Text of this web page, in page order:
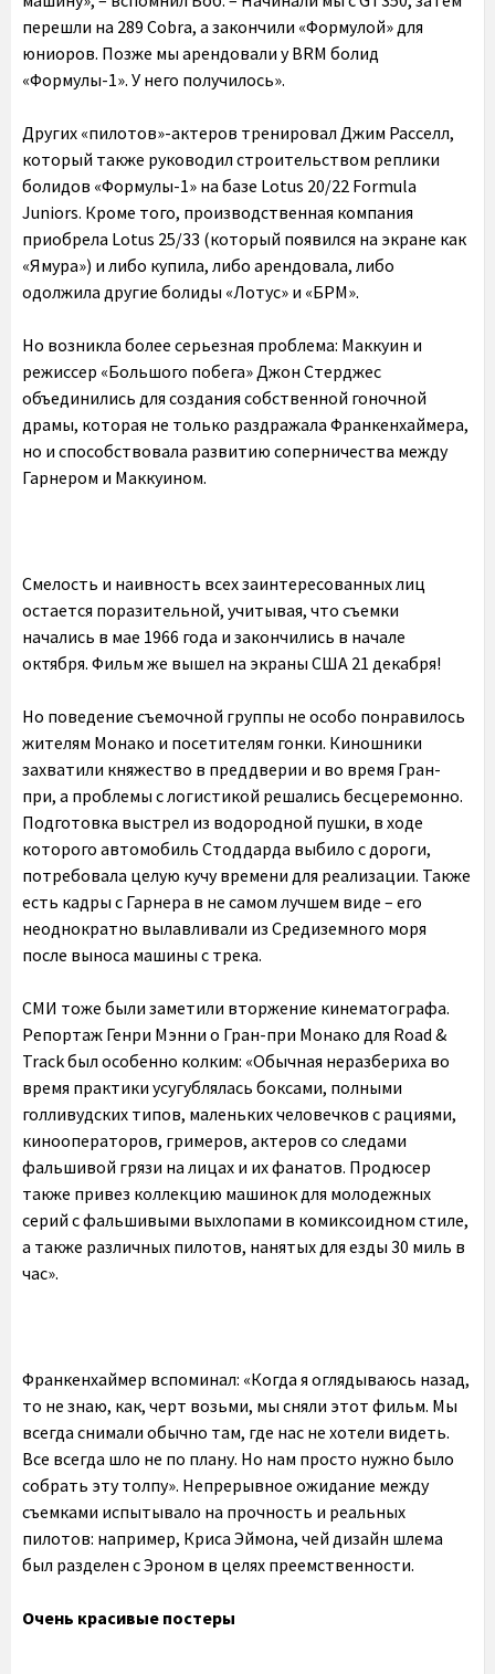
перешли на 289 Cobra, а закончили «Формулой» для
юниоров. Позже мы арендовали у BRM болид
«Формулы-1». У него получилось».
Других «пилотов»-актеров тренировал Джим Расселл,
который также руководил строительством реплики
болидов «Формулы-1» на базе Lotus 20/22 Formula
Juniors. Кроме того, производственная компания
приобрела Lotus 25/33 (который появился на экране как
«Ямура») и либо купила, либо арендовала, либо
одолжила другие болиды «Лотус» и «БРМ».
Но возникла более серьезная проблема: Маккуин и
режиссер «Большого побега» Джон Стерджес
объединились для создания собственной гоночной
драмы, которая не только раздражала Франкенхаймера,
но и способствовала развитию соперничества между
Гарнером и Маккуином.
Смелость и наивность всех заинтересованных лиц
остается поразительной, учитывая, что съемки
начались в мае 1966 года и закончились в начале
октября. Фильм же вышел на экраны США 21 декабря!
Но поведение съемочной группы не особо понравилось
жителям Монако и посетителям гонки. Киношники
захватили княжество в преддверии и во время Гран-
при, а проблемы с логистикой решались бесцеремонно.
Подготовка выстрел из водородной пушки, в ходе
которого автомобиль Стоддарда выбило с дороги,
потребовала целую кучу времени для реализации. Также
есть кадры с Гарнера в не самом лучшем виде – его
неоднократно вылавливали из Средиземного моря
после выноса машины с трека.
СМИ тоже были заметили вторжение кинематографа.
Репортаж Генри Мэнни о Гран-при Монако для Road &
Track был особенно колким: «Обычная неразбериха во
время практики усугублялась боксами, полными
голливудских типов, маленьких человечков с рациями,
кинооператоров, гримеров, актеров со следами
фальшивой грязи на лицах и их фанатов. Продюсер
также привез коллекцию машинок для молодежных
серий с фальшивыми выхлопами в комиксоидном стиле,
а также различных пилотов, нанятых для езды 30 миль в
час».
Франкенхаймер вспоминал: «Когда я оглядываюсь назад,
то не знаю, как, черт возьми, мы сняли этот фильм. Мы
всегда снимали обычно там, где нас не хотели видеть.
Все всегда шло не по плану. Но нам просто нужно было
собрать эту толпу». Непрерывное ожидание между
съемками испытывало на прочность и реальных
пилотов: например, Криса Эймона, чей дизайн шлема
был разделен с Эроном в целях преемственности.
Очень красивые постеры